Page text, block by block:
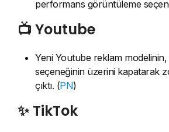
performans görüntüleme
📺 Youtube
Yeni Youtube reklam modelinin,
seçeneğinin üzerini kapatarak
çıktı. (PN)
✨ TikTok